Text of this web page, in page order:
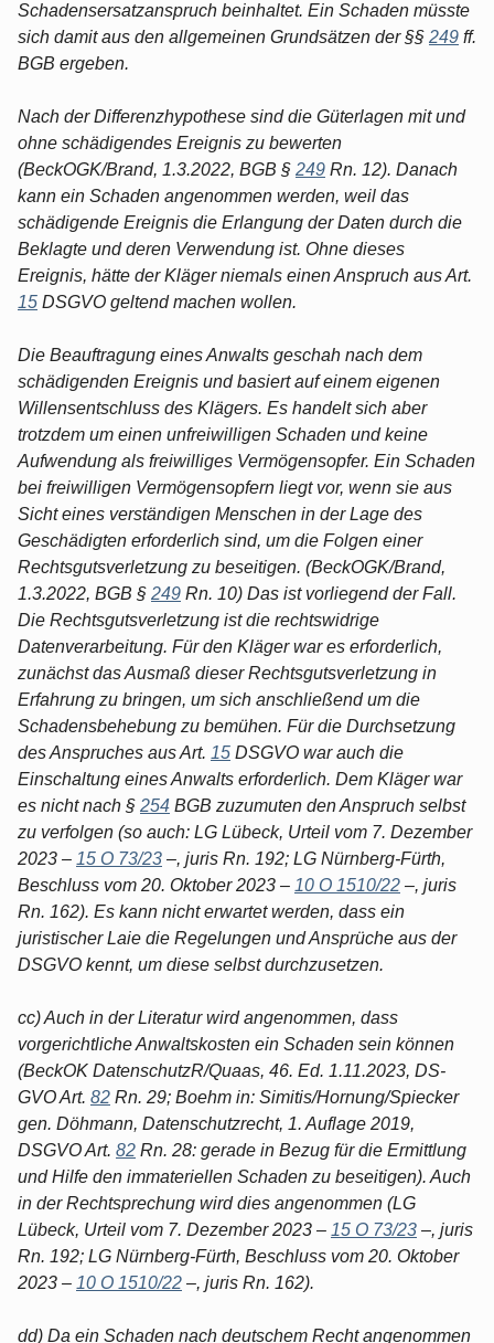
Schadensersatzanspruch beinhaltet. Ein Schaden müsste
sich damit aus den allgemeinen Grundsätzen der §§ 249 ff.
BGB ergeben.
Nach der Differenzhypothese sind die Güterlagen mit und
ohne schädigendes Ereignis zu bewerten
(BeckOGK/Brand, 1.3.2022, BGB § 249 Rn. 12). Danach
kann ein Schaden angenommen werden, weil das
schädigende Ereignis die Erlangung der Daten durch die
Beklagte und deren Verwendung ist. Ohne dieses
Ereignis, hätte der Kläger niemals einen Anspruch aus Art.
15 DSGVO geltend machen wollen.
Die Beauftragung eines Anwalts geschah nach dem
schädigenden Ereignis und basiert auf einem eigenen
Willensentschluss des Klägers. Es handelt sich aber
trotzdem um einen unfreiwilligen Schaden und keine
Aufwendung als freiwilliges Vermögensopfer. Ein Schaden
bei freiwilligen Vermögensopfern liegt vor, wenn sie aus
Sicht eines verständigen Menschen in der Lage des
Geschädigten erforderlich sind, um die Folgen einer
Rechtsgutsverletzung zu beseitigen. (BeckOGK/Brand,
1.3.2022, BGB § 249 Rn. 10) Das ist vorliegend der Fall.
Die Rechtsgutsverletzung ist die rechtswidrige
Datenverarbeitung. Für den Kläger war es erforderlich,
zunächst das Ausmaß dieser Rechtsgutsverletzung in
Erfahrung zu bringen, um sich anschließend um die
Schadensbehebung zu bemühen. Für die Durchsetzung
des Anspruches aus Art. 15 DSGVO war auch die
Einschaltung eines Anwalts erforderlich. Dem Kläger war
es nicht nach § 254 BGB zuzumuten den Anspruch selbst
zu verfolgen (so auch: LG Lübeck, Urteil vom 7. Dezember
2023 – 15 O 73/23 –, juris Rn. 192; LG Nürnberg-Fürth,
Beschluss vom 20. Oktober 2023 – 10 O 1510/22 –, juris
Rn. 162). Es kann nicht erwartet werden, dass ein
juristischer Laie die Regelungen und Ansprüche aus der
DSGVO kennt, um diese selbst durchzusetzen.
cc) Auch in der Literatur wird angenommen, dass
vorgerichtliche Anwaltskosten ein Schaden sein können
(BeckOK DatenschutzR/Quaas, 46. Ed. 1.11.2023, DS-
GVO Art. 82 Rn. 29; Boehm in: Simitis/Hornung/Spiecker
gen. Döhmann, Datenschutzrecht, 1. Auflage 2019,
DSGVO Art. 82 Rn. 28: gerade in Bezug für die Ermittlung
und Hilfe den immateriellen Schaden zu beseitigen). Auch
in der Rechtsprechung wird dies angenommen (LG
Lübeck, Urteil vom 7. Dezember 2023 – 15 O 73/23 –, juris
Rn. 192; LG Nürnberg-Fürth, Beschluss vom 20. Oktober
2023 – 10 O 1510/22 –, juris Rn. 162).
dd) Da ein Schaden nach deutschem Recht angenommen